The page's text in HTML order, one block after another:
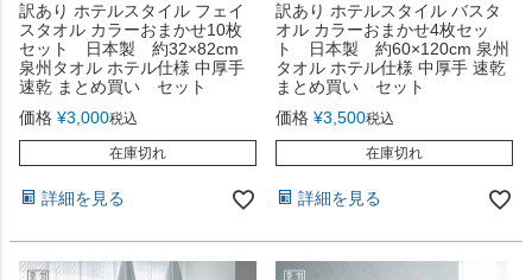
訳あり ホテルスタイル フェイ
スタオル カラーおまかせ10枚
セット 日本製 約32×82cm
泉州タオル ホテル仕様 中厚手
速乾 まとめ買い セット
価格 ¥3,000税込
在庫切れ
詳細を見る
訳あり ホテルスタイル バスタ
オル カラーおまかせ4枚セッ
ト 日本製 約60×120cm 泉州
タオル ホテル仕様 中厚手 速乾
まとめ買い セット
価格 ¥3,500税込
在庫切れ
詳細を見る